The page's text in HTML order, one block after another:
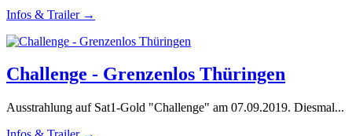
Infos & Trailer →
Challenge - Grenzenlos Thüringen
Ausstrahlung auf Sat1-Gold "Challenge" am 07.09.2019. Diesmal...